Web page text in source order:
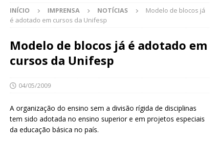
INÍCIO IMPRENSA NOTÍCIAS
Modelo de blocos já
é adotado em cursos da Unifesp
Modelo de blocos já é adotado em
cursos da Unifesp
04/05/2009
A organização do ensino sem a divisão rígida de disciplinas
tem sido adotada no ensino superior e em projetos especiais
da educação básica no país.